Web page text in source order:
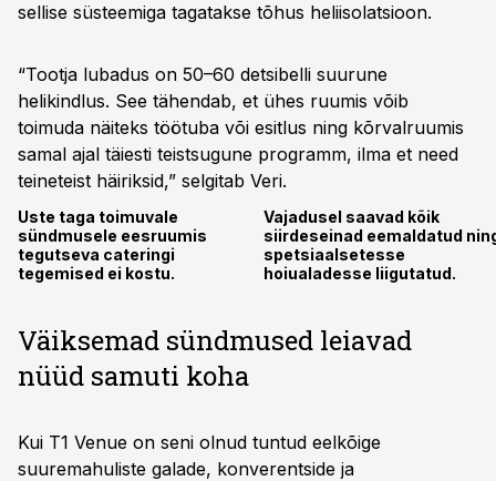
sellise süsteemiga tagatakse tõhus heliisolatsioon.
“Tootja lubadus on 50–60 detsibelli suurune
helikindlus. See tähendab, et ühes ruumis võib
toimuda näiteks töötuba või esitlus ning kõrvalruumis
samal ajal täiesti teistsugune programm, ilma et need
teineteist häiriksid,” selgitab Veri.
Uste taga toimuvale
sündmusele eesruumis
tegutseva cateringi
tegemised ei kostu.
Vajadusel saavad kõik
siirdeseinad eemaldatud
spetsiaalsetesse
hoiualadesse liigutatud.
Väiksemad sündmused leiavad
nüüd samuti koha
Kui T1 Venue on seni olnud tuntud eelkõige
suuremahuliste galade, konverentside ja